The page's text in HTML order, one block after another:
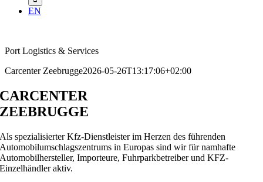
EN
Port Logistics & Services
Carcenter Zeebrugge2026-05-26T13:17:06+02:00
CARCENTER
ZEEBRUGGE
Als spezialisierter Kfz-Dienstleister im Herzen des führenden
Automobilumschlagszentrums in Europas sind wir für namhafte
Automobilhersteller, Importeure, Fuhrparkbetreiber und KFZ-
Einzelhändler aktiv.